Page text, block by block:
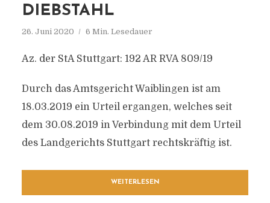
DIEBSTAHL
26. Juni 2020 6 Min. Lesedauer
Az. der StA Stuttgart: 192 AR RVA 809/19
Durch das Amtsgericht Waiblingen ist am
18.03.2019 ein Urteil ergangen, welches seit
dem 30.08.2019 in Verbindung mit dem Urteil
des Landgerichts Stuttgart rechtskräftig ist.
WEITERLESEN